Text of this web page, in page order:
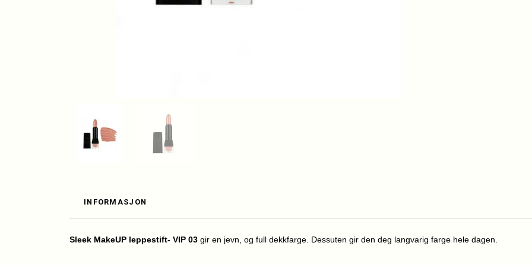
INFORMASJON
Sleek MakeUP leppestift- VIP 03 gir en jevn, og full dekkfarge. Dessuten gir den deg langvarig farge hele dagen.